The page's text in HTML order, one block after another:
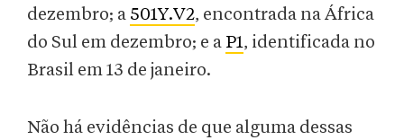
dezembro; a 501Y.V2, encontrada na África
do Sul em dezembro; e a P1, identificada no
Brasil em 13 de janeiro.
Não há evidências de que alguma dessas